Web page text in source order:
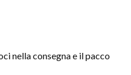
nella consegna e il pacco